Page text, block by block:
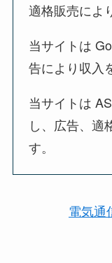
適格販売によ
当サイトは
告により収入
当サイトは
し、広告、適
す。
電気通